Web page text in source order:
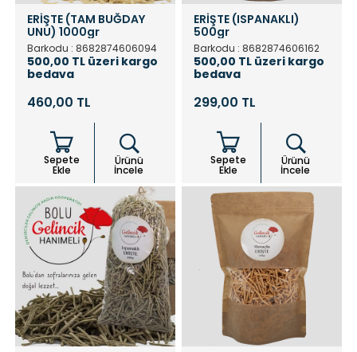
ERİŞTE (TAM BUĞDAY
UNU) 1000gr
Barkodu : 8682874606094
500,00 TL üzeri kargo
bedava
460,00 TL
Sepete
Ekle
Ürünü
İncele
ERİŞTE (ISPANAKLI)
500gr
Barkodu : 8682874606162
500,00 TL üzeri kargo
bedava
299,00 TL
Sepete
Ekle
Ürünü
İncele